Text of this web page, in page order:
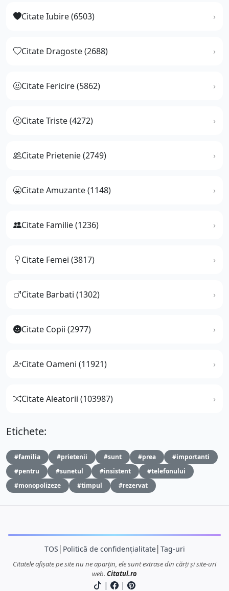
Citate Iubire (6503)
Citate Dragoste (2688)
Citate Fericire (5862)
Citate Triste (4272)
Citate Prietenie (2749)
Citate Amuzante (1148)
Citate Familie (1236)
Citate Femei (3817)
Citate Barbati (1302)
Citate Copii (2977)
Citate Oameni (11921)
Citate Aleatorii (103987)
Etichete:
#familia #prietenii #sunt #prea
#importanti
#pentru
#sunetul #insistent
#telefonului
#monopolizeze
#timpul #rezervat
TOS Politică de confidențialitate│ Tag-uri
Citatele afișate pe site nu ne aparțin, ele sunt extrase din cărți și site-uri
web. Citatul.ro
| |